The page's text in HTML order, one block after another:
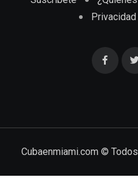
Privacidad
Cubaenmiami.com ©